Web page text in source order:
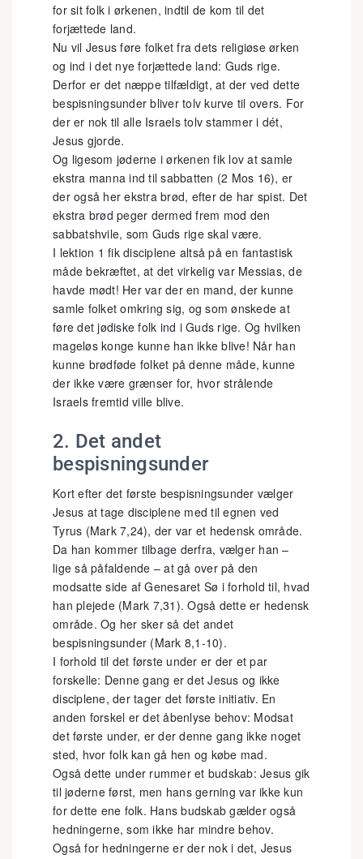
for sit folk i ørkenen, indtil de kom til det
forjættede land.
Nu vil Jesus føre folket fra dets religiøse ørken
og ind i det nye forjættede land: Guds rige.
Derfor er det næppe tilfældigt, at der ved dette
bespisningsunder bliver tolv kurve til overs. For
der er nok til alle Israels tolv stammer i dét,
Jesus gjorde.
Og ligesom jøderne i ørkenen fik lov at samle
ekstra manna ind til sabbatten (2 Mos 16), er
der også her ekstra brød, efter de har spist. Det
ekstra brød peger dermed frem mod den
sabbatshvile, som Guds rige skal være.
I lektion 1 fik disciplene altså på en fantastisk
måde bekræftet, at det virkelig var Messias, de
havde mødt! Her var der en mand, der kunne
samle folket omkring sig, og som ønskede at
føre det jødiske folk ind i Guds rige. Og hvilken
mageløs konge kunne han ikke blive! Når han
kunne brødføde folket på denne måde, kunne
der ikke være grænser for, hvor strålende
Israels fremtid ville blive.
2. Det andet
bespisningsunder
Kort efter det første bespisningsunder vælger
Jesus at tage disciplene med til egnen ved
Tyrus (Mark 7,24), der var et hedensk område.
Da han kommer tilbage derfra, vælger han –
lige så påfaldende – at gå over på den
modsatte side af Genesaret Sø i forhold til, hvad
han plejede (Mark 7,31). Også dette er hedensk
område. Og her sker så det andet
bespisningsunder (Mark 8,1-10).
I forhold til det første under er der et par
forskelle: Denne gang er det Jesus og ikke
disciplene, der tager det første initiativ. En
anden forskel er det åbenlyse behov: Modsat
det første under, er der denne gang ikke noget
sted, hvor folk kan gå hen og købe mad.
Også dette under rummer et budskab: Jesus gik
til jøderne først, men hans gerning var ikke kun
for dette ene folk. Hans budskab gælder også
hedningerne, som ikke har mindre behov.
Også for hedningerne er der nok i det, Jesus